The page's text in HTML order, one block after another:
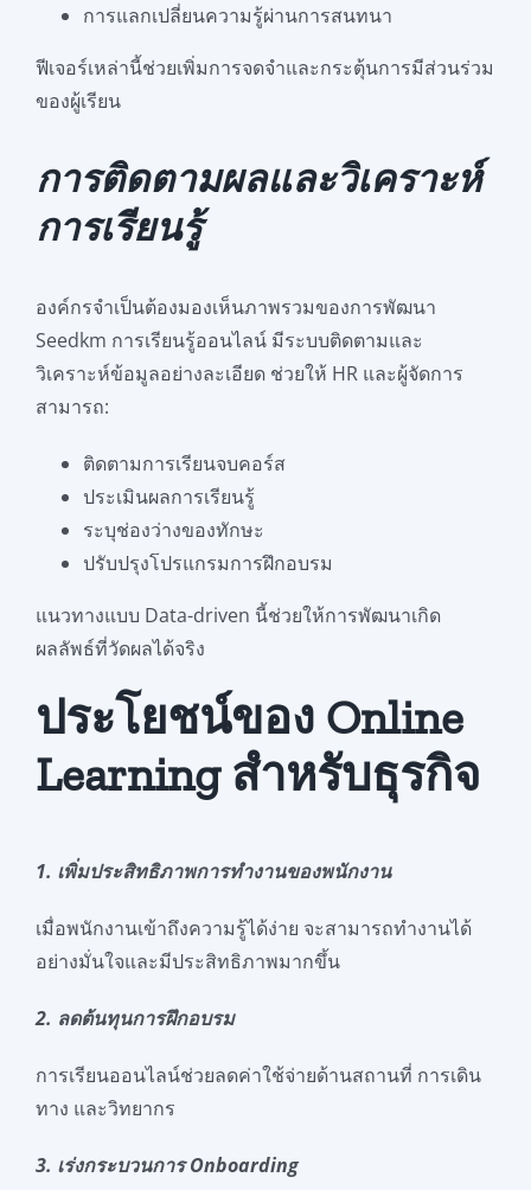
การแลกเปลี่ยนความรู้ผ่านการสนทนา
ฟีเจอร์เหล่านี้ช่วยเพิ่มการจดจำและกระตุ้นการมีส่วนร่วม
ของผู้เรียน
การติดตามผลและวิเคราะห์
การเรียนรู้
องค์กรจำเป็นต้องมองเห็นภาพรวมของการพัฒนา
Seedkm การเรียนรู้ออนไลน์ มีระบบติดตามและ
วิเคราะห์ข้อมูลอย่างละเอียด ช่วยให้ HR และผู้จัดการ
สามารถ:
ติดตามการเรียนจบคอร์ส
ประเมินผลการเรียนรู้
ระบุช่องว่างของทักษะ
ปรับปรุงโปรแกรมการฝึกอบรม
แนวทางแบบ Data-driven นี้ช่วยให้การพัฒนาเกิด
ผลลัพธ์ที่วัดผลได้จริง
ประโยชน์ของ Online
Learning สำหรับธุรกิจ
1. เพิ่มประสิทธิภาพการทำงานของพนักงาน
เมื่อพนักงานเข้าถึงความรู้ได้ง่าย จะสามารถทำงานได้
อย่างมั่นใจและมีประสิทธิภาพมากขึ้น
2. ลดต้นทุนการฝึกอบรม
การเรียนออนไลน์ช่วยลดค่าใช้จ่ายด้านสถานที่ การเดิน
ทาง และวิทยากร
3. เร่งกระบวนการ Onboarding